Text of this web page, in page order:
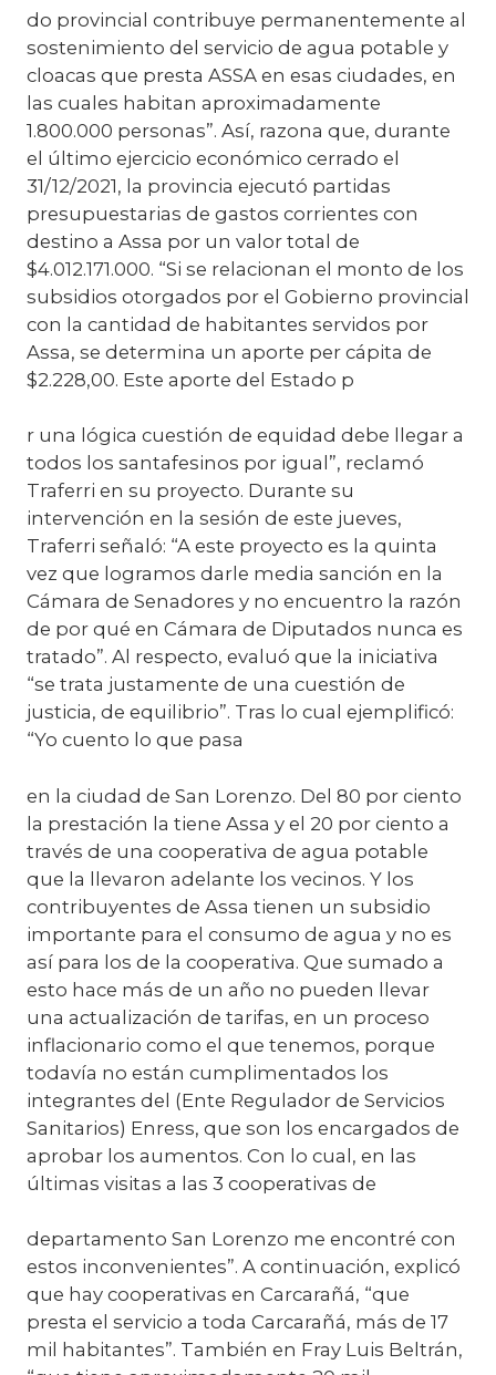
do provincial contribuye permanentemente al
sostenimiento del servicio de agua potable y
cloacas que presta ASSA en esas ciudades, en
las cuales habitan aproximadamente
1.800.000 personas”. Así, razona que, durante
el último ejercicio económico cerrado el
31/12/2021, la provincia ejecutó partidas
presupuestarias de gastos corrientes con
destino a Assa por un valor total de
$4.012.171.000. “Si se relacionan el monto de los
subsidios otorgados por el Gobierno provincial
con la cantidad de habitantes servidos por
Assa, se determina un aporte per cápita de
$2.228,00. Este aporte del Estado p
r una lógica cuestión de equidad debe llegar a
todos los santafesinos por igual”, reclamó
Traferri en su proyecto. Durante su
intervención en la sesión de este jueves,
Traferri señaló: “A este proyecto es la quinta
vez que logramos darle media sanción en la
Cámara de Senadores y no encuentro la razón
de por qué en Cámara de Diputados nunca es
tratado”. Al respecto, evaluó que la iniciativa
“se trata justamente de una cuestión de
justicia, de equilibrio”. Tras lo cual ejemplificó:
“Yo cuento lo que pasa
en la ciudad de San Lorenzo. Del 80 por ciento
la prestación la tiene Assa y el 20 por ciento a
través de una cooperativa de agua potable
que la llevaron adelante los vecinos. Y los
contribuyentes de Assa tienen un subsidio
importante para el consumo de agua y no es
así para los de la cooperativa. Que sumado a
esto hace más de un año no pueden llevar
una actualización de tarifas, en un proceso
inflacionario como el que tenemos, porque
todavía no están cumplimentados los
integrantes del (Ente Regulador de Servicios
Sanitarios) Enress, que son los encargados de
aprobar los aumentos. Con lo cual, en las
últimas visitas a las 3 cooperativas de
departamento San Lorenzo me encontré con
estos inconvenientes”. A continuación, explicó
que hay cooperativas en Carcarañá, “que
presta el servicio a toda Carcarañá, más de 17
mil habitantes”. También en Fray Luis Beltrán,